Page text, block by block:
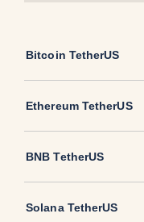
Bitcoin TetherUS
Ethereum TetherUS
BNB TetherUS
Solana TetherUS